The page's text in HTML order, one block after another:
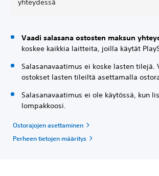
yhteydessä
Vaadi salasana ostosten maksun
koskee kaikkia laitteita, joilla käytät
Salasanavaatimus ei koske lasten tilejä.
ostokset lasten tileiltä asettamalla
Salasanavaatimus ei ole käytössä, kun
lompakkoosi.
Ostorajojen asettaminen
Perheen tietojen määritys